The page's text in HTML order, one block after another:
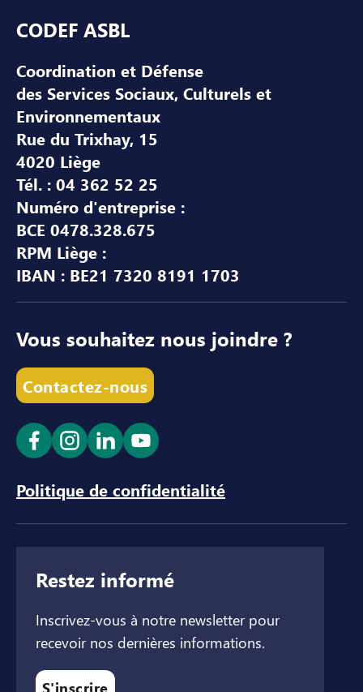
CODEF ASBL
Coordination et Défense
des Services Sociaux, Culturels et
Environnementaux
Rue du Trixhay, 15
4020 Liège
Tél. : 04 362 52 25
Numéro d'entreprise :
BCE 0478.328.675
RPM Liège :
IBAN : BE21 7320 8191 1703
Vous souhaitez nous joindre ?
Contactez-nous
Ouvrir le lien dans un nouvel onglet
Ouvrir le lien dans un nouvel onglet
Ouvrir le lien dans un nouvel
Ouvrir le lien dans un
Politique de confidentialité
Restez informé
Inscrivez-vous à notre newsletter pour
recevoir nos dernières informations.
S'inscrire